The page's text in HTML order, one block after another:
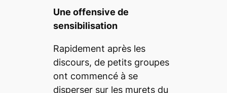
Une offensive de
sensibilisation
Rapidement après les
discours, de petits groupes
ont commencé à se
disperser sur les murets du